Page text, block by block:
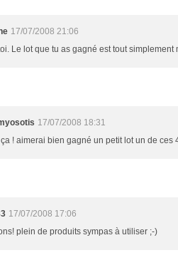
17/07/2008 21:06
Le lot que tu as gagné est tout simplement
17/07/2008 18:31
! aimerai bien gagné un petit lot un de ces
17/07/2008 17:06
plein de produits sympas à utiliser ;-)